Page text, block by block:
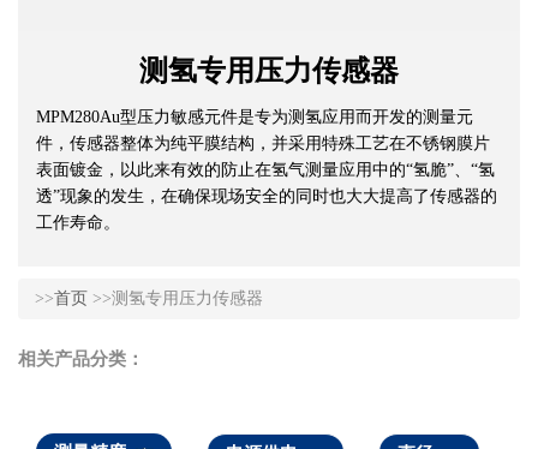
测氢专用压力传感器
MPM280Au型压力敏感元件是专为测氢应用而开发的测量元
件，传感器整体为纯平膜结构，并采用特殊工艺在不锈钢膜片
表面镀金，以此来有效的防止在氢气测量应用中的“氢脆”、“氢
透”现象的发生，在确保现场安全的同时也大大提高了传感器的
工作寿命。
>>首页 >>测氢专用压力传感器
相关产品分类：